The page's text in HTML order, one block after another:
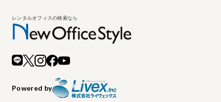
Powered by